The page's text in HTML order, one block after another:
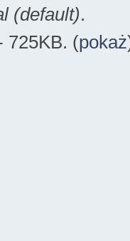
(default).
725KB. (pokaż